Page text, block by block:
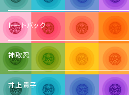
トートバック
神取忍
井上貴子